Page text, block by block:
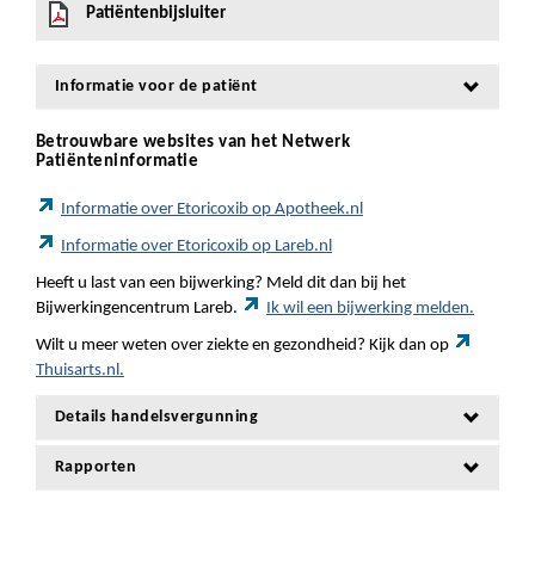
Patiëntenbijsluiter
Informatie voor de patiënt
Betrouwbare websites van het Netwerk
Patiënteninformatie
Informatie over Etoricoxib op Apotheek.nl
Informatie over Etoricoxib op Lareb.nl
Heeft u last van een bijwerking? Meld dit dan bij het
Bijwerkingencentrum Lareb.
Ik wil een bijwerking melden.
Wilt u meer weten over ziekte en gezondheid? Kijk dan op
Thuisarts.nl.
Details handelsvergunning
Rapporten